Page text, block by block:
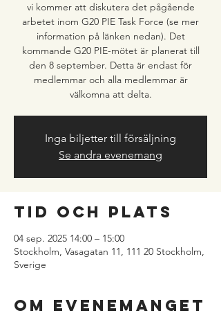
vi kommer att diskutera det pågående
arbetet inom G20 PIE Task Force (se mer
information på länken nedan). Det
kommande G20 PIE-mötet är planerat till
den 8 september. Detta är endast för
medlemmar och alla medlemmar är
välkomna att delta.
Inga biljetter till försäljning
Se andra evenemang
Tid och plats
04 sep. 2025 14:00 – 15:00
Stockholm, Vasagatan 11, 111 20 Stockholm,
Sverige
Om evenemanget